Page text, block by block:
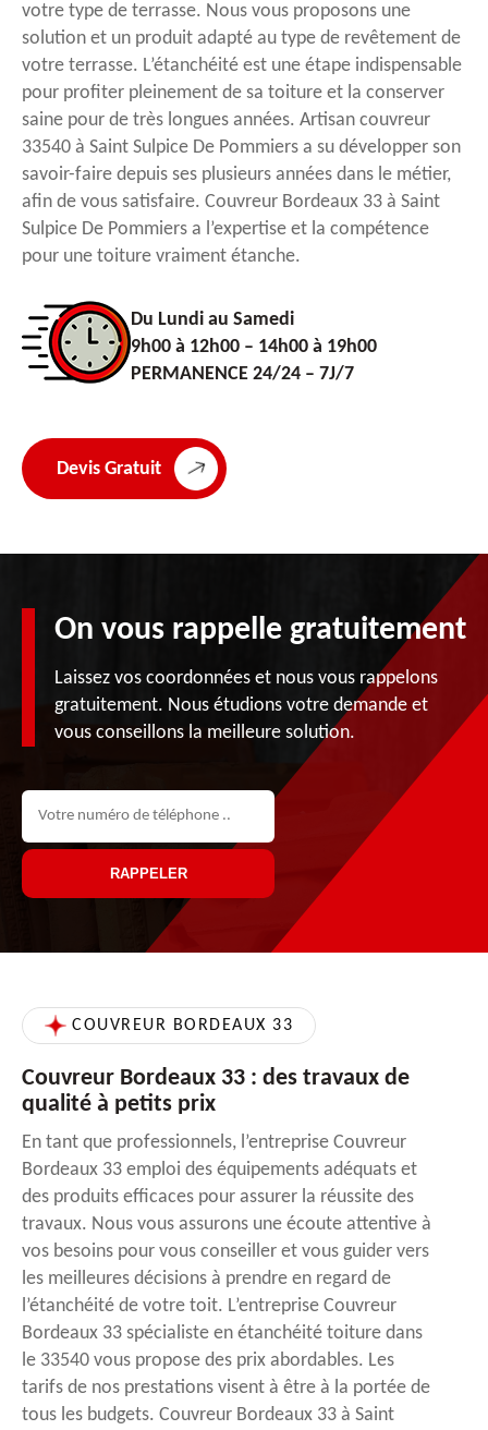
votre type de terrasse. Nous vous proposons une
solution et un produit adapté au type de revêtement de
votre terrasse. L’étanchéité est une étape indispensable
pour profiter pleinement de sa toiture et la conserver
saine pour de très longues années. Artisan couvreur
33540 à Saint Sulpice De Pommiers a su développer son
savoir-faire depuis ses plusieurs années dans le métier,
afin de vous satisfaire. Couvreur Bordeaux 33 à Saint
Sulpice De Pommiers a l’expertise et la compétence
pour une toiture vraiment étanche.
Du Lundi au Samedi
9h00 à 12h00 – 14h00 à 19h00
PERMANENCE 24/24 – 7J/7
Devis Gratuit
On vous rappelle gratuitement
Laissez vos coordonnées et nous vous rappelons
gratuitement. Nous étudions votre demande et
vous conseillons la meilleure solution.
COUVREUR BORDEAUX 33
Couvreur Bordeaux 33 : des travaux de
qualité à petits prix
En tant que professionnels, l’entreprise Couvreur
Bordeaux 33 emploi des équipements adéquats et
des produits efficaces pour assurer la réussite des
travaux. Nous vous assurons une écoute attentive à
vos besoins pour vous conseiller et vous guider vers
les meilleures décisions à prendre en regard de
l’étanchéité de votre toit. L’entreprise Couvreur
Bordeaux 33 spécialiste en étanchéité toiture dans
le 33540 vous propose des prix abordables. Les
tarifs de nos prestations visent à être à la portée de
tous les budgets. Couvreur Bordeaux 33 à Saint